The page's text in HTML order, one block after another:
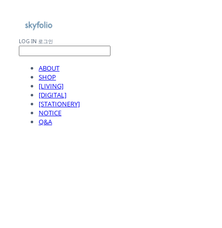
LOG IN 로그인
ABOUT
SHOP
[LIVING]
[DIGITAL]
[STATIONERY]
NOTICE
Q&A